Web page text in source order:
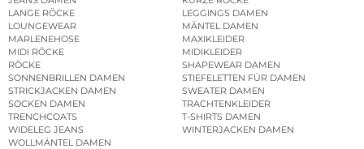
LANGE RÖCKE
LEGGINGS DAMEN
LOUNGEWEAR
MÄNTEL DAMEN
MARLENEHOSE
MAXIKLEIDER
MIDI RÖCKE
MIDIKLEIDER
RÖCKE
SHAPEWEAR DAMEN
SONNENBRILLEN DAMEN
STIEFELETTEN FÜR DAMEN
STRICKJACKEN DAMEN
SWEATER DAMEN
SOCKEN DAMEN
TRACHTENKLEIDER
TRENCHCOATS
T-SHIRTS DAMEN
WIDELEG JEANS
WINTERJACKEN DAMEN
WOLLMÄNTEL DAMEN